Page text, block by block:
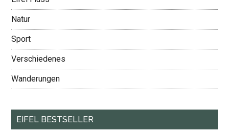
Natur
Sport
Verschiedenes
Wanderungen
EIFEL BESTSELLER